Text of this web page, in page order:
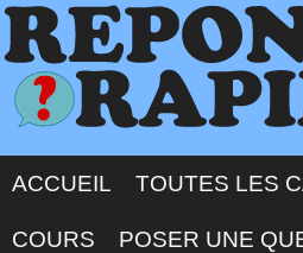
ACCUEIL TOUTES LES
COURS POSER UNE